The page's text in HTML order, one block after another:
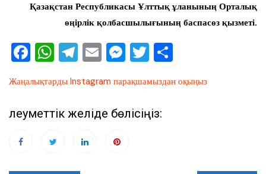
Қазақстан Республикасы Ұлттық ұланының Орталық
өңірлік қолбасшылығының баспасөз қызметі.
F
c
e
o
W
at
s
p
p
T
e
gr
m
E
ai
l
M
ss
e
T
tt
er
ра
Жаңалықтарды Instagram парақшамыздан оқыңыз
Әлеуметтік желіде бөлісіңіз: